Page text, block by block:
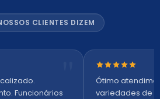
CLIENTES DIZEM
Funcionários
Nota 5 de 5
Ótimo
variedades de